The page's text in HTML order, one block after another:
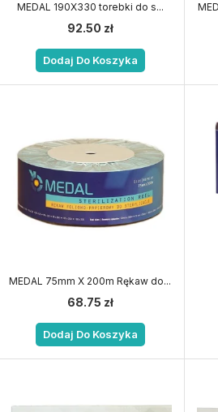
MEDAL 190X330 torebki do s...
92.50 zł
Dodaj Do Koszyka
MEDAL 75mm X 200m Rękaw do...
68.75 zł
Dodaj Do Koszyka